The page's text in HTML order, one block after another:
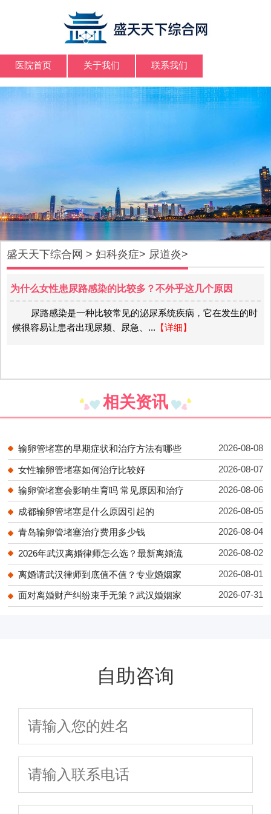
医院首页 关于我们 联系我们
盛天天下综合网 > 妇科炎症> 尿道炎>
为什么女性患尿路感染的比较多？不外乎这几个原因
尿路感染是一种比较常见的泌尿系统疾病，它在发生的时
候很容易让患者出现尿频、尿急、... 【详细】
相关资讯
输卵管堵塞的早期症状和治疗方法有哪些 2026-08-08
女性输卵管堵塞如何治疗比较好 2026-08-07
输卵管堵塞会影响生育吗 常见原因和治疗 2026-08-06
成都输卵管堵塞是什么原因引起的 2026-08-05
青岛输卵管堵塞治疗费用多少钱 2026-08-04
2026年武汉离婚律师怎么选？最新离婚流 2026-08-02
离婚请武汉律师到底值不值？专业婚姻家 2026-08-01
面对离婚财产纠纷束手无策？武汉婚姻家 2026-07-31
自助咨询